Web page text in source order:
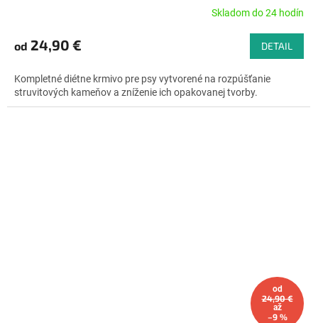
produktu
je
z
5
hviezdičiek.
Skladom do 24 hodín
od 24,90 € DETAIL
Kompletné diétne krmivo pre psy vytvorené na rozpúšťanie
struvitových kameňov a zníženie ich opakovanej tvorby.
od
24,90 €
až
–9 %